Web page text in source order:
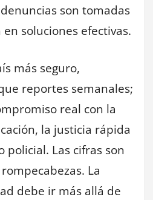
son tomadas
soluciones efectivas.
más seguro,
reportes semanales;
real con la
la justicia rápida
Las cifras son
La
debe ir más allá de